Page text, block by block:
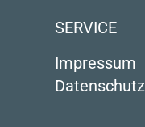
SERVICE
Impressum
Datenschutz